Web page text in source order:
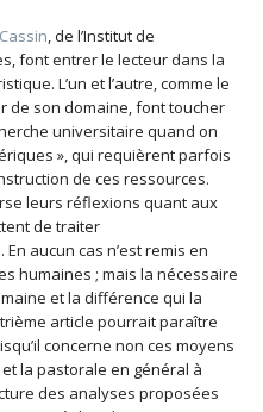
, de l’Institut de
font entrer le lecteur dans la
L’un et l’autre, comme le
de son domaine, font toucher
universitaire quand on
», qui requièrent parfois
de ces ressources.
leurs réflexions quant aux
de traiter
aucun cas n’est remis en
humaines ; mais la nécessaire
et la différence qui la
article pourrait paraître
concerne non ces moyens
la pastorale en général à
des analyses proposées